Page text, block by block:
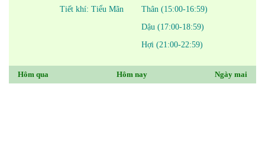
Tiết khí: Tiểu Mãn
Thân (15:00-16:59)
Dậu (17:00-18:59)
Hợi (21:00-22:59)
Hôm qua Hôm nay Ngày mai